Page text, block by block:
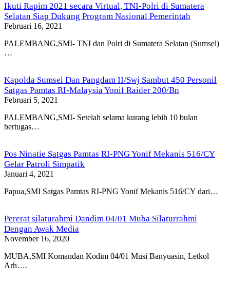
Ikuti Rapim 2021 secara Virtual, TNI-Polri di Sumatera
Selatan Siap Dukung Program Nasional Pemerintah
Februari 16, 2021
PALEMBANG,SMI- TNI dan Polri di Sumatera Selatan (Sumsel)
…
Kapolda Sumsel Dan Pangdam II/Swj Sambut 450 Personil
Satgas Pamtas RI-Malaysia Yonif Raider 200/Bn
Februari 5, 2021
PALEMBANG,SMI- Setelah selama kurang lebih 10 bulan
bertugas…
Pos Ninatie Satgas Pamtas RI-PNG Yonif Mekanis 516/CY
Gelar Patroli Simpatik
Januari 4, 2021
Papua,SMI Satgas Pamtas RI-PNG Yonif Mekanis 516/CY dari…
Pererat silaturahmi Dandim 04/01 Muba Silaturrahmi
Dengan Awak Media
November 16, 2020
MUBA,SMI Komandan Kodim 04/01 Musi Banyuasin, Letkol
Arh….